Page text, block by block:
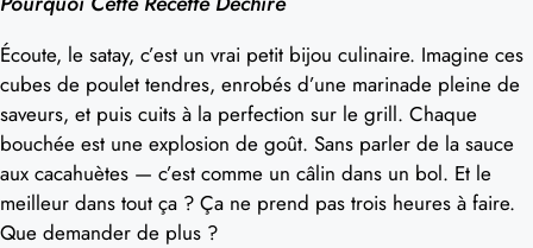
Écoute, le satay, c’est un vrai petit bijou culinaire. Imagine ces
cubes de poulet tendres, enrobés d’une marinade pleine de
saveurs, et puis cuits à la perfection sur le grill. Chaque
bouchée est une explosion de goût. Sans parler de la sauce
aux cacahuètes — c’est comme un câlin dans un bol. Et le
meilleur dans tout ça ? Ça ne prend pas trois heures à faire.
Que demander de plus ?